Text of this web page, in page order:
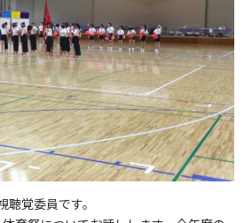
覚委員です。